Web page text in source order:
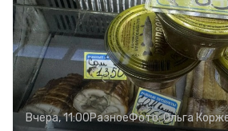
Вчера, 11:00РазноеФото:Ольга